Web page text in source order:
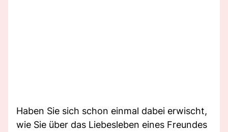
Haben Sie sich schon einmal dabei erwischt,
wie Sie über das Liebesleben eines Freundes